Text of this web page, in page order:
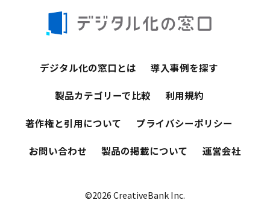
デジタル化の窓口とは 導入事例を探す
製品カテゴリーで比較 利用規約
著作権と引用について プライバシーポリシー
お問い合わせ 製品の掲載について 運営会社
©2026 CreativeBank Inc.